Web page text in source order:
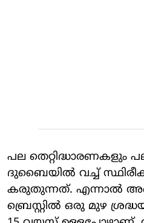
പല തെറ്റിദ്ധാരണകളും
ദുബൈയില്‍ വച്ച്
കരുതുന്നത്. എന്നാല്‍
ബ്രെസ്റ്റില്‍ ഒരു മുഴ